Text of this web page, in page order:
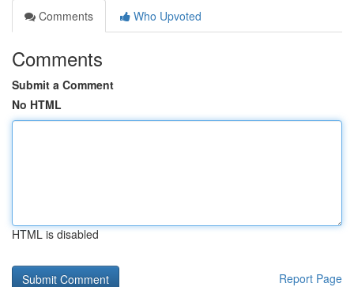
Comments
Who Upvoted
Comments
Submit a Comment
No HTML
HTML is disabled
Report Page